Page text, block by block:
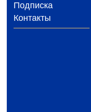
Подписка
Контакты